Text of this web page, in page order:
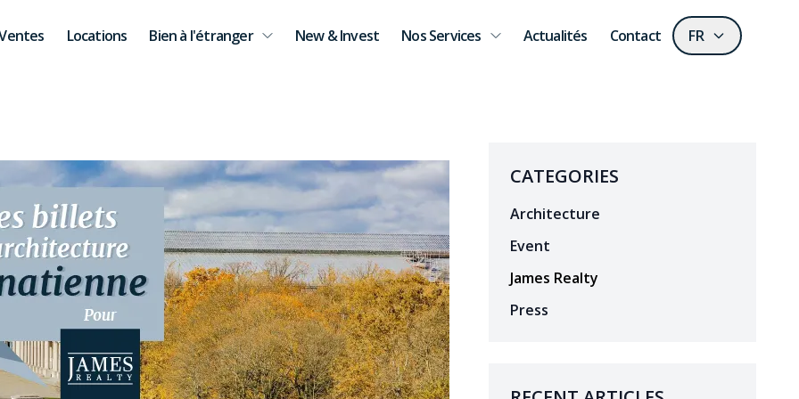
Locations Bien à l'étranger New & Invest Nos Services Actualités Contact FR
CATEGORIES
Architecture
Event
James Realty
Press